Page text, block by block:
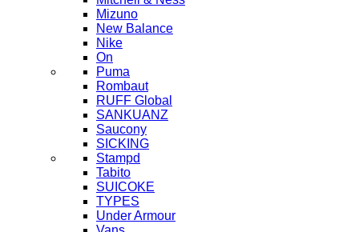
Mizuno
New Balance
Nike
On
Puma
Rombaut
RUFF Global
SANKUANZ
Saucony
SICKING
Stampd
Tabito
SUICOKE
TYPES
Under Armour